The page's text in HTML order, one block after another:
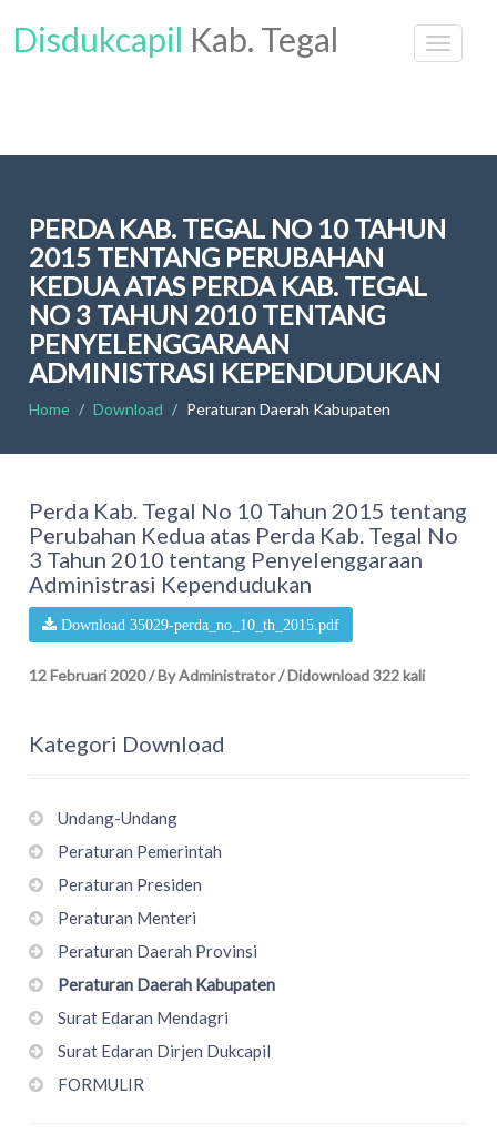
Disdukcapil Kab. Tegal
PERDA KAB. TEGAL NO 10 TAHUN
2015 TENTANG PERUBAHAN
KEDUA ATAS PERDA KAB. TEGAL
NO 3 TAHUN 2010 TENTANG
PENYELENGGARAAN
ADMINISTRASI KEPENDUDUKAN
Home Download Peraturan Daerah Kabupaten
Perda Kab. Tegal No 10 Tahun 2015 tentang
Perubahan Kedua atas Perda Kab. Tegal No
3 Tahun 2010 tentang Penyelenggaraan
Administrasi Kependudukan
Download 35029-perda_no_10_th_2015.pdf
12 Februari 2020/By Administrator/Didownload 322 kali
Kategori Download
Undang-Undang
Peraturan Pemerintah
Peraturan Presiden
Peraturan Menteri
Peraturan Daerah Provinsi
Peraturan Daerah Kabupaten
Surat Edaran Mendagri
Surat Edaran Dirjen Dukcapil
FORMULIR